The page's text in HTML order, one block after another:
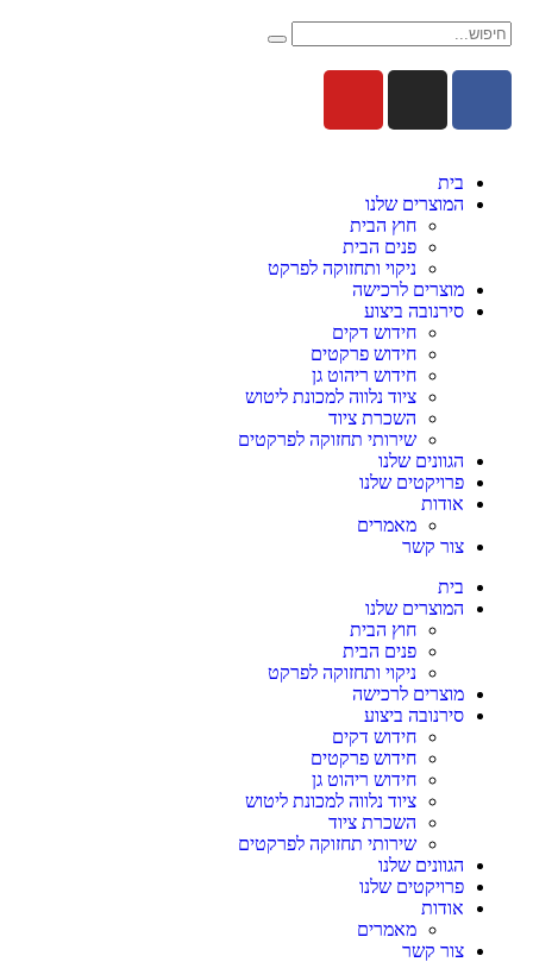
בית
המוצרים שלנו
חוץ הבית
פנים הבית
ניקוי ותחזוקה לפרקט
מוצרים לרכישה
סירנובה ביצוע
חידוש דקים
חידוש פרקטים
חידוש ריהוט גן
ציוד נלווה למכונת ליטוש
השכרת ציוד
שירותי תחזוקה לפרקטים
הגוונים שלנו
פרויקטים שלנו
אודות
מאמרים
צור קשר
בית
המוצרים שלנו
חוץ הבית
פנים הבית
ניקוי ותחזוקה לפרקט
מוצרים לרכישה
סירנובה ביצוע
חידוש דקים
חידוש פרקטים
חידוש ריהוט גן
ציוד נלווה למכונת ליטוש
השכרת ציוד
שירותי תחזוקה לפרקטים
הגוונים שלנו
פרויקטים שלנו
אודות
מאמרים
צור קשר